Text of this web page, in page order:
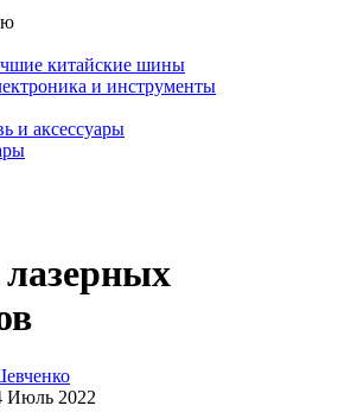
китайские шины
и инструменты
и аксессуары
Июль 2022